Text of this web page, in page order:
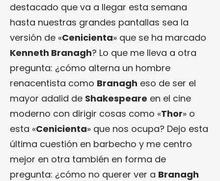
destacado que va a llegar esta semana
hasta nuestras grandes pantallas sea la
versión de «Cenicienta» que se ha marcado
Kenneth Branagh? Lo que me lleva a otra
pregunta: ¿cómo alterna un hombre
renacentista como Branagh eso de ser el
mayor adalid de Shakespeare en el cine
moderno con dirigir cosas como «Thor» o
esta «Cenicienta» que nos ocupa? Dejo esta
última cuestión en barbecho y me centro
mejor en otra también en forma de
pregunta: ¿cómo no querer ver a Branagh